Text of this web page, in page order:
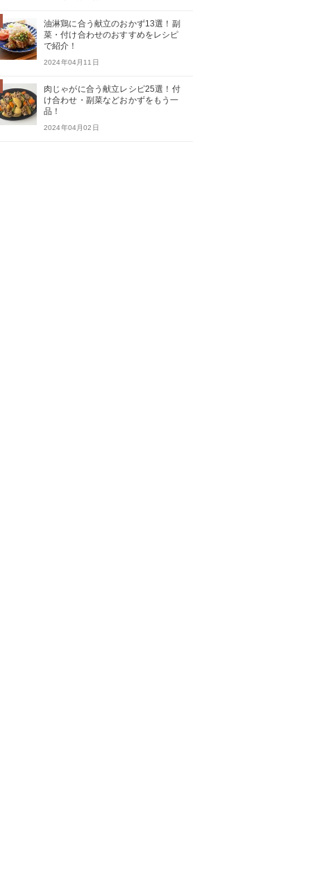
油淋鶏に合う献立のおかず13選！副
菜・付け合わせのおすすめをレシピ
で紹介！
2024年04月11日
肉じゃがに合う献立レシピ25選！付
け合わせ・副菜などおかずをもう一
品！
2024年04月02日